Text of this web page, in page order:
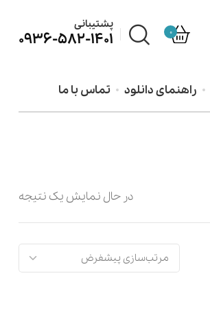
0
پشتیبانی
0936-582-1401
راهنمای دانلود تماس با ما
در حال نمایش یک نتیجه